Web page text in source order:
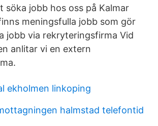
söka jobb hos oss på Kalmar
meningsfulla jobb som gör
jobb via rekryteringsfirma Vid
anlitar vi en extern
ekholmen linkoping
halmstad telefontid